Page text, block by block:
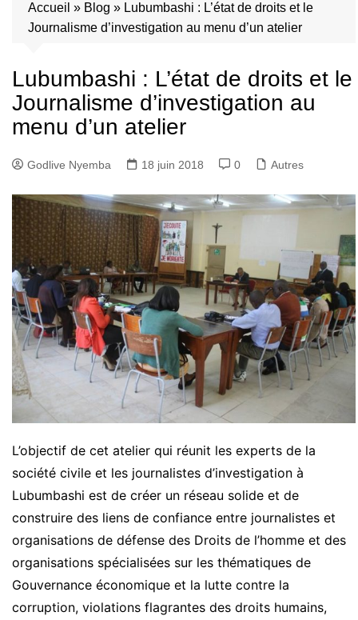
Accueil » Blog » Lubumbashi : L’état de droits et le
Journalisme d’investigation au menu d’un atelier
Lubumbashi : L’état de droits et le
Journalisme d’investigation au
menu d’un atelier
Godlive Nyemba 18 juin 2018 0 Autres
L’objectif de cet atelier qui réunit les experts de la
société civile et les journalistes d’investigation à
Lubumbashi est de créer un réseau solide et de
construire des liens de confiance entre journalistes et
organisations de défense des Droits de l’homme et des
organisations spécialisées sur les thématiques de
Gouvernance économique et la lutte contre la
corruption, violations flagrantes des droits humains,